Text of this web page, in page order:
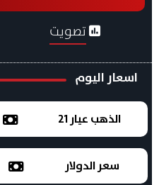
تصويت
اسعار اليوم
الذهب عيار 21
سعر الدولار